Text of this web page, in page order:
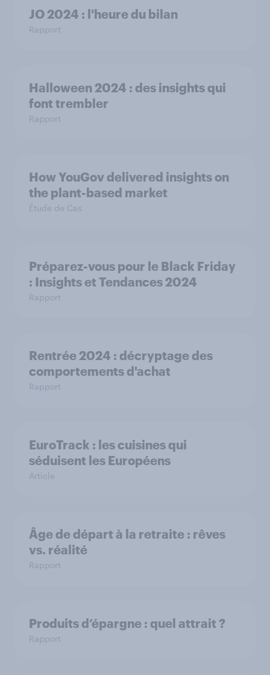
JO 2024 : l'heure du bilan
Rapport
Halloween 2024 : des insights qui
font trembler
Rapport
How YouGov delivered insights on
the plant-based market
Étude de Cas
Préparez-vous pour le Black Friday
: Insights et Tendances 2024
Rapport
Rentrée 2024 : décryptage des
comportements d'achat
Rapport
EuroTrack : les cuisines qui
séduisent les Européens
Article
Âge de départ à la retraite : rêves
vs. réalité
Rapport
Produits d’épargne : quel attrait ?
Rapport